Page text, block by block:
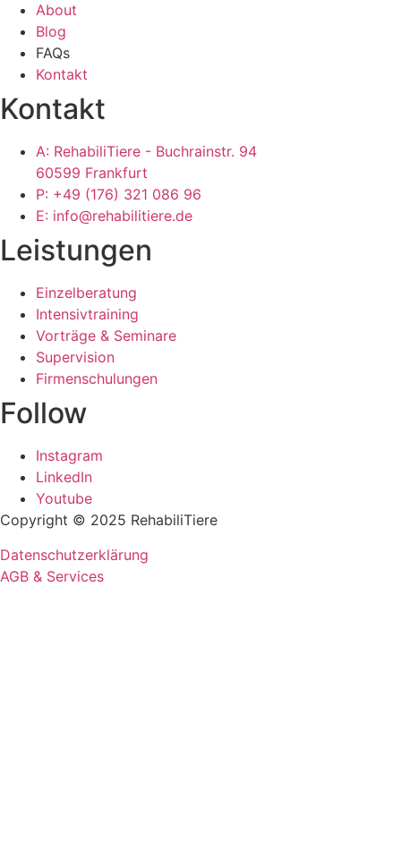
About
Blog
FAQs
Kontakt
Kontakt
A: RehabiliTiere - Buchrainstr. 94
60599 Frankfurt
P: +49 (176) 321 086 96
E: info@rehabilitiere.de
Leistungen
Einzelberatung
Intensivtraining
Vorträge & Seminare
Supervision
Firmenschulungen
Follow
Instagram
LinkedIn
Youtube
Copyright © 2025 RehabiliTiere
Datenschutzerklärung
AGB & Services